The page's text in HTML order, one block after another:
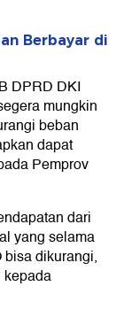
Berbayar di
DPRD DKI
mungkin
beban
dapat
Pemprov
dari
yang selama
dikurangi,